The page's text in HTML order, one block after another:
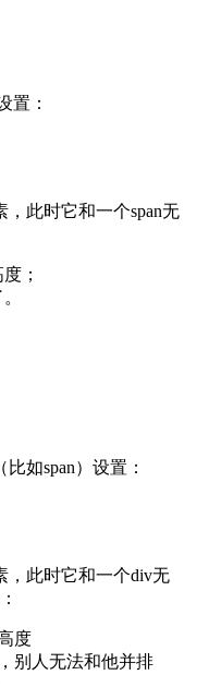
置：
此时它和一个span无
；
如span）设置：
，此时它和一个div无
度
别人无法和他并排